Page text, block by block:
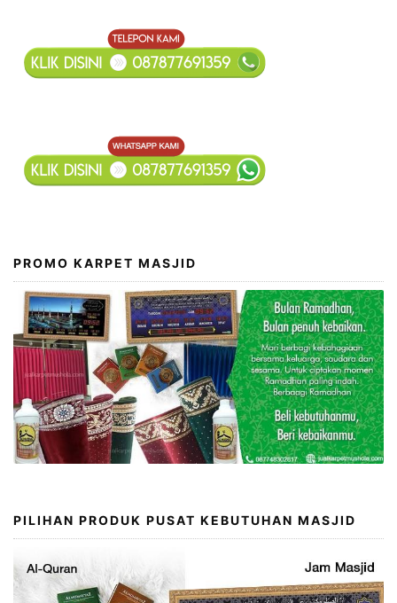
PROMO KARPET MASJID
PILIHAN PRODUK PUSAT KEBUTUHAN MASJID